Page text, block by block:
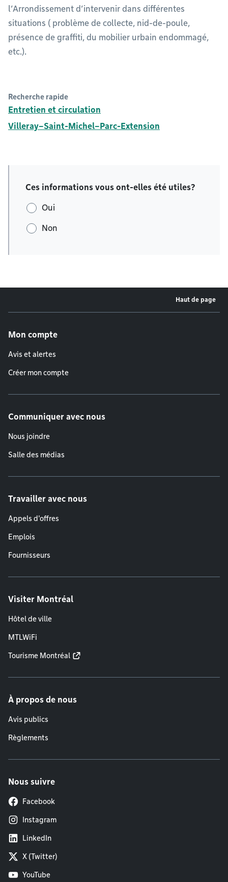
l’Arrondissement d’intervenir dans différentes
situations ( problème de collecte, nid-de-poule,
présence de graffiti, du mobilier urbain endommagé,
etc.).
Recherche rapide
Entretien et circulation
Villeray–Saint-Michel–Parc-Extension
Ces informations vous ont-elles été utiles?
Oui
Non
Haut de page
Mon compte
Avis et alertes
Créer mon compte
Communiquer avec nous
Nous joindre
Salle des médias
Travailler avec nous
Appels d'offres
Emplois
Fournisseurs
Visiter Montréal
Hôtel de ville
MTLWiFi
Tourisme Montréal
À propos de nous
Avis publics
Règlements
Nous suivre
Facebook
Instagram
LinkedIn
X (Twitter)
YouTube